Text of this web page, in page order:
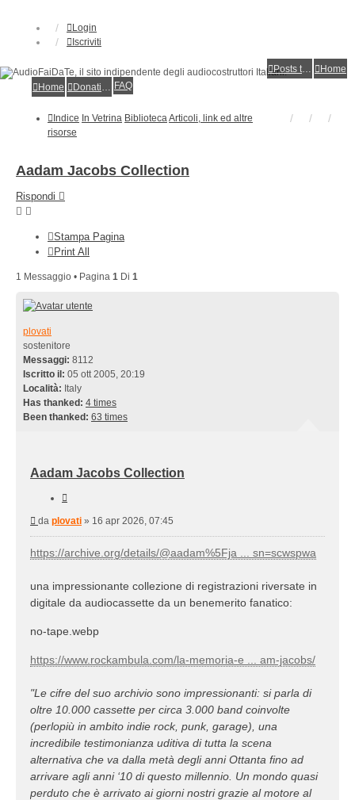
Login
Iscriviti
Posts toplist
Home
Home
Donations FAQ
Indice In Vetrina BibliotecaArticoli, link ed altre
risorse
Aadam Jacobs Collection
Rispondi
Stampa Pagina
Print All
1 Messaggio • Pagina 1 Di 1
plovati
sostenitore
Messaggi: 8112
Iscritto il: 05 ott 2005, 20:19
Località: Italy
Has thanked: 4 times
Been thanked: 63 times
Aadam Jacobs Collection
Messaggio
da plovati » 16 apr 2026, 07:45
https://archive.org/details/@aadam%5Fja ... sn=scwspwa
una impressionante collezione di registrazioni riversate in
digitale da audiocassette da un benemerito fanatico:
no-tape.webp
https://www.rockambula.com/la-memoria-e ... am-jacobs/
"Le cifre del suo archivio sono impressionanti: si parla di
oltre 10.000 cassette per circa 3.000 band coinvolte
(perlopiù in ambito indie rock, punk, garage), una
incredibile testimonianza uditiva di tutta la scena
alternativa che va dalla metà degli anni Ottanta fino ad
arrivare agli anni ‘10 di questo millennio. Un mondo quasi
perduto che è arrivato ai giorni nostri grazie al motore al